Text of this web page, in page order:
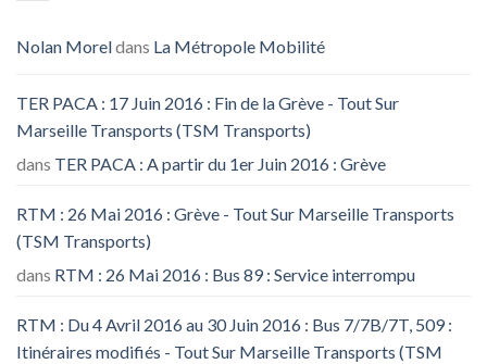
Nolan Moreldans La Métropole Mobilité
TER PACA : 17 Juin 2016 : Fin de la Grève - Tout Sur
Marseille Transports (TSM Transports)
dans TER PACA : A partir du 1er Juin 2016 : Grève
RTM : 26 Mai 2016 : Grève - Tout Sur Marseille Transports
(TSM Transports)
dans RTM : 26 Mai 2016 : Bus 89 : Service interrompu
RTM : Du 4 Avril 2016 au 30 Juin 2016 : Bus 7/7B/7T, 509 :
Itinéraires modifiés - Tout Sur Marseille Transports (TSM